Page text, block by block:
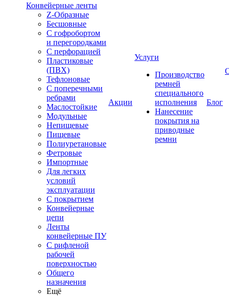
Конвейерные ленты
Z-Образные
Бесшовные
С гофробортом
и перегородками
С перфорацией
Пластиковые
(ПВХ)
Тефлоновые
С поперечными
ребрами
Маслостойкие
Модульные
Непищевые
Пищевые
Полиуретановые
Фетровые
Импортные
Для легких
условий
эксплуатации
С покрытием
Конвейерные
цепи
Ленты
конвейерные ПУ
С рифленой
рабочей
поверхностью
Общего
назначения
Ещё
Акции
Услуги
Производство
ремней
специального
исполнения
Нанесение
покрытия на
приводные
ремни
Блог